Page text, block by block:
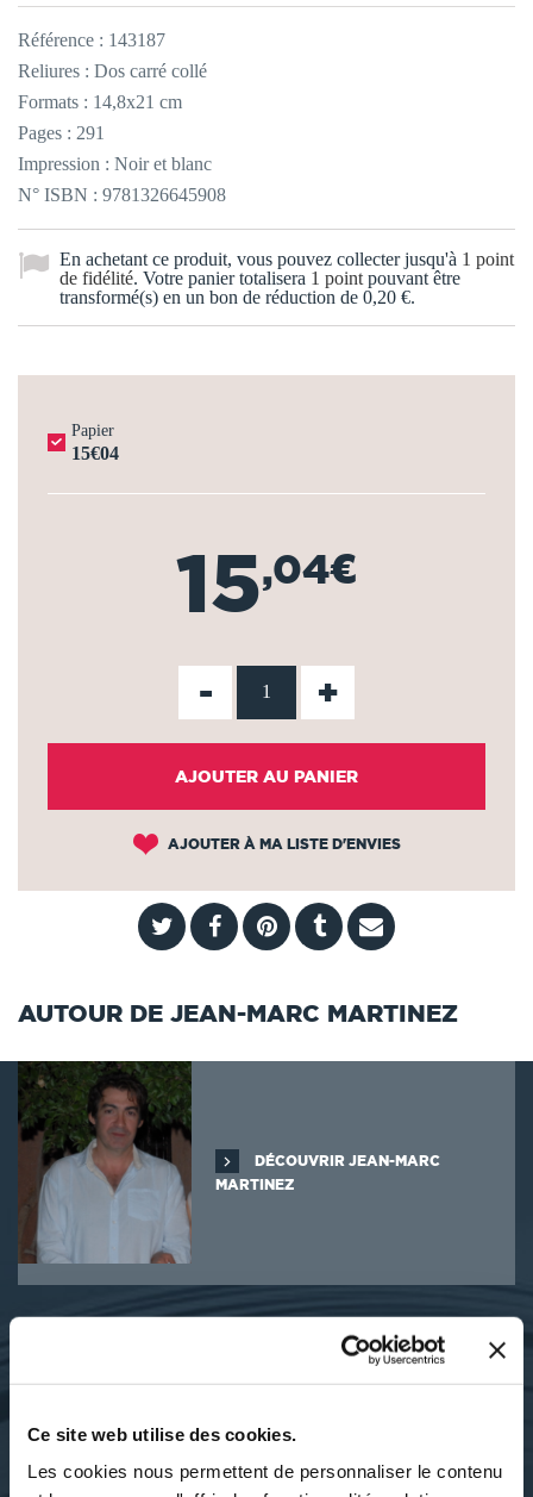
Ce site web utilise des cookies.
Les cookies nous permettent de personnaliser le contenu
Référence : 143187
Reliures : Dos carré collé
Formats : 14,8x21 cm
Pages : 291
Impression : Noir et blanc
N° ISBN : 9781326645908
En achetant ce produit, vous pouvez collecter jusqu'à 1 point
de fidélité. Votre panier totalisera 1 point pouvant être
transformé(s) en un bon de réduction de 0,20 €.
Papier
15€04
15,04€
- +
AJOUTER AU PANIER
AJOUTER À MA LISTE D'ENVIES
AUTOUR DE JEAN-MARC MARTINEZ
DÉCOUVRIR JEAN-MARC
MARTINEZ